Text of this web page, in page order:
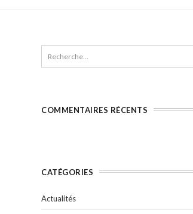
COMMENTAIRES RÉCENTS
CATÉGORIES
Actualités